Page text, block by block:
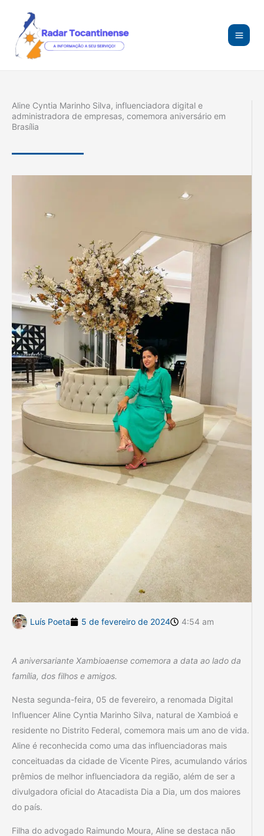
conteúdo
Aline Cyntia Marinho Silva, influenciadora digital e
administradora de empresas, comemora aniversário em
Brasília
Luís Poeta 5 de fevereiro de 2024 4:54 am
A aniversariante Xambioaense comemora a data ao lado da
família, dos filhos e amigos.
Nesta segunda-feira, 05 de fevereiro, a renomada Digital
Influencer Aline Cyntia Marinho Silva, natural de Xambioá e
residente no Distrito Federal, comemora mais um ano de vida.
Aline é reconhecida como uma das influenciadoras mais
conceituadas da cidade de Vicente Pires, acumulando vários
prêmios de melhor influenciadora da região, além de ser a
divulgadora oficial do Atacadista Dia a Dia, um dos maiores
do país.
Filha do advogado Raimundo Moura, Aline se destaca não